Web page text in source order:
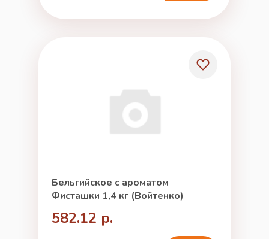
Бельгийское с ароматом
Фисташки 1,4 кг (Войтенко)
582.12 р.